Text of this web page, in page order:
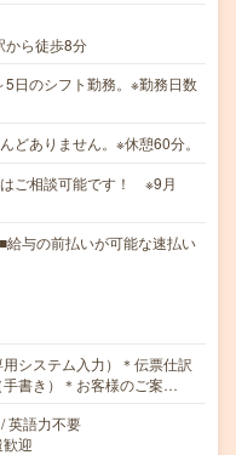
から徒歩8分
日のシフト勤務。※勤務日数
ありません。※休憩60分。
ご相談可能です！ ※9月
与の前払いが可能な速払い
システム入力）＊伝票仕訳
手書き）＊お客様のご案…
英語力不要
迎